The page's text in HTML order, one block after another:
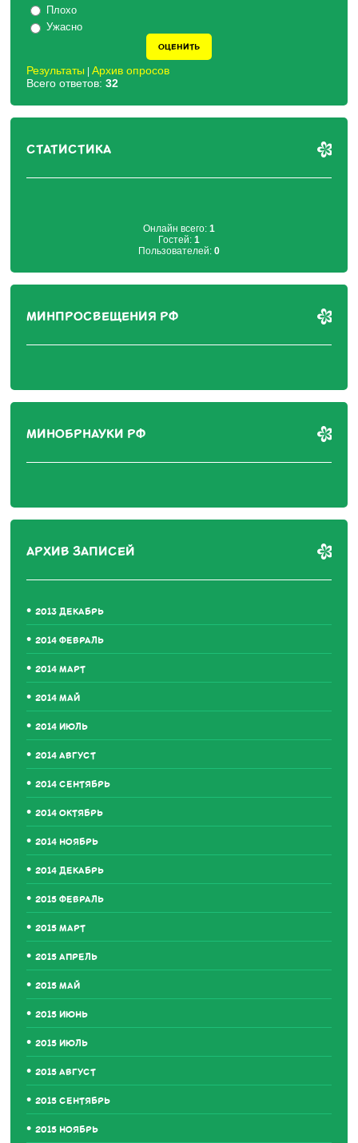
Плохо
Ужасно
Результаты |Архив опросов
Всего ответов:32
СТАТИСТИКА
Онлайн всего: 1
Гостей: 1
Пользователей: 0
МИНПРОСВЕЩЕНИЯ РФ
МИНОБРНАУКИ РФ
АРХИВ ЗАПИСЕЙ
2013 ДЕКАБРЬ
2014 ФЕВРАЛЬ
2014 МАРТ
2014 МАЙ
2014 ИЮЛЬ
2014 АВГУСТ
2014 СЕНТЯБРЬ
2014 ОКТЯБРЬ
2014 НОЯБРЬ
2014 ДЕКАБРЬ
2015 ФЕВРАЛЬ
2015 МАРТ
2015 АПРЕЛЬ
2015 МАЙ
2015 ИЮНЬ
2015 ИЮЛЬ
2015 АВГУСТ
2015 СЕНТЯБРЬ
2015 НОЯБРЬ